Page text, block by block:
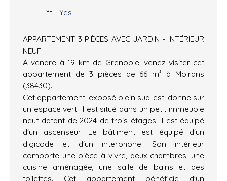
Lift : Yes
APPARTEMENT 3 PIÈCES AVEC JARDIN - INTÉRIEUR
NEUF
À vendre à 19 km de Grenoble, venez visiter cet
appartement de 3 pièces de 66 m² à Moirans
(38430).
Cet appartement, exposé plein sud-est, donne sur
un espace vert. Il est situé dans un petit immeuble
neuf datant de 2024 de trois étages. Il est équipé
d'un ascenseur. Le bâtiment est équipé d'un
digicode et d'un interphone. Son intérieur
comporte une pièce à vivre, deux chambres, une
cuisine aménagée, une salle de bains et des
toilettes. Cet appartement bénéficie d'un